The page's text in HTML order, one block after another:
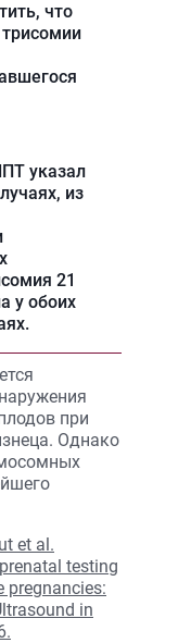
что
трисомии
указал
из
21
у обоих
при
Однако
et al.
testing
pregnancies:
in